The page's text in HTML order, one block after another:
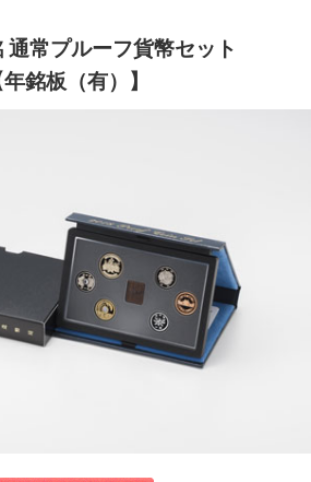
通常プルーフ貨幣セット
年銘板（有）】